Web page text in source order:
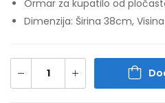
Ormar za kupatilo od
Dimenzija: Širina 38cm,